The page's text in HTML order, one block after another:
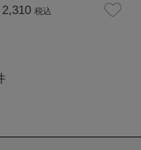
2,310 税込